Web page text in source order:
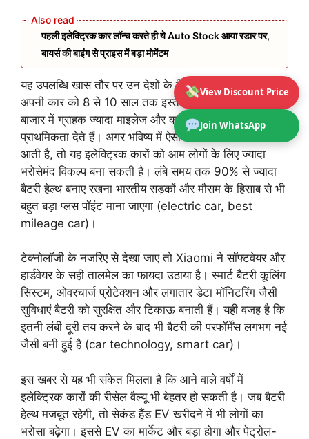
View Discount Price
Join WhatsApp
पहली इलेक्ट्रिक कार लॉन्च करते ही ये Auto Stock आया रडार पर,
बायर्स की बाइंग से प्राइस में बड़ा मोमेंटम
यह उपलब्धि खास तौर पर उन देशों के लिए अहम है जहां लोग
अपनी कार को 8 से 10 साल तक इस्तेमाल करते हैं। भारत जैसे
बाजार में ग्राहक ज्यादा माइलेज और कम खर्च वाली कार को
प्राथमिकता देते हैं। अगर भविष्य में ऐसी टेक्नोलॉजी भारत में भी
आती है, तो यह इलेक्ट्रिक कारों को आम लोगों के लिए ज्यादा
भरोसेमंद विकल्प बना सकती है। लंबे समय तक 90% से ज्यादा
बैटरी हेल्थ बनाए रखना भारतीय सड़कों और मौसम के हिसाब से भी
बहुत बड़ा प्लस पॉइंट माना जाएगा (electric car, best
mileage car)।
टेक्नोलॉजी के नजरिए से देखा जाए तो Xiaomi ने सॉफ्टवेयर और
हार्डवेयर के सही तालमेल का फायदा उठाया है। स्मार्ट बैटरी कूलिंग
सिस्टम, ओवरचार्ज प्रोटेक्शन और लगातार डेटा मॉनिटरिंग जैसी
सुविधाएं बैटरी को सुरक्षित और टिकाऊ बनाती हैं। यही वजह है कि
इतनी लंबी दूरी तय करने के बाद भी बैटरी की परफॉर्मेंस लगभग नई
जैसी बनी हुई है (car technology, smart car)।
इस खबर से यह भी संकेत मिलता है कि आने वाले वर्षों में
इलेक्ट्रिक कारों की रीसेल वैल्यू भी बेहतर हो सकती है। जब बैटरी
हेल्थ मजबूत रहेगी, तो सेकंड हैंड EV खरीदने में भी लोगों का
भरोसा बढ़ेगा। इससे EV का मार्केट और बड़ा होगा और पेट्रोल-